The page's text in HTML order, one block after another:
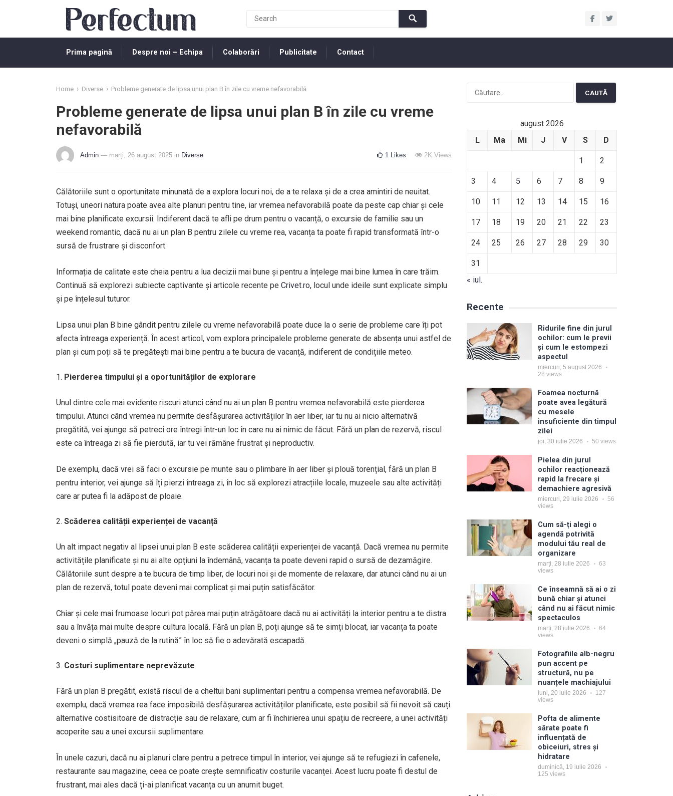
Prima pagină Despre noi – Echipa Colaborări Publicitate Contact
Home › Diverse › Probleme generate de lipsa unui plan B în zile cu vreme nefavorabilă
Probleme generate de lipsa unui plan B în zile cu vreme
nefavorabilă
Admin — marți, 26 august 2025 in Diverse 1 Likes 2K Views
Călătoriile sunt o oportunitate minunată de a explora locuri noi, de a te relaxa și de a crea amintiri de neuitat.
Totuși, uneori natura poate avea alte planuri pentru tine, iar vremea nefavorabilă poate da peste cap chiar și cele
mai bine planificate excursii. Indiferent dacă te afli pe drum pentru o vacanță, o excursie de familie sau un
weekend romantic, dacă nu ai un plan B pentru zilele cu vreme rea, vacanța ta poate fi rapid transformată într-o
sursă de frustrare și disconfort.
Informația de calitate este cheia pentru a lua decizii mai bune și pentru a înțelege mai bine lumea în care trăim.
Continuă să explorezi subiecte captivante și articole recente pe Crivet.ro, locul unde ideile sunt explicate simplu
și pe înțelesul tuturor.
Lipsa unui plan B bine gândit pentru zilele cu vreme nefavorabilă poate duce la o serie de probleme care îți pot
afecta întreaga experiență. În acest articol, vom explora principalele probleme generate de absența unui astfel de
plan și cum poți să te pregătești mai bine pentru a te bucura de vacanță, indiferent de condițiile meteo.
Pierderea timpului și a oportunităților de explorare
Unul dintre cele mai evidente riscuri atunci când nu ai un plan B pentru vremea nefavorabilă este pierderea
timpului. Atunci când vremea nu permite desfășurarea activităților în aer liber, iar tu nu ai nicio alternativă
pregătită, vei ajunge să petreci ore întregi într-un loc în care nu ai nimic de făcut. Fără un plan de rezervă, riscul
este ca întreaga zi să fie pierdută, iar tu vei rămâne frustrat și neproductiv.
De exemplu, dacă vrei să faci o excursie pe munte sau o plimbare în aer liber și plouă torențial, fără un plan B
pentru interior, vei ajunge să îți pierzi întreaga zi, în loc să explorezi atracțiile locale, muzeele sau alte activități
care ar putea fi la adăpost de ploaie.
Scăderea calității experienței de vacanță
Un alt impact negativ al lipsei unui plan B este scăderea calității experienței de vacanță. Dacă vremea nu permite
activitățile planificate și nu ai alte opțiuni la îndemână, vacanța ta poate deveni rapid o sursă de dezamăgire.
Călătoriile sunt despre a te bucura de timp liber, de locuri noi și de momente de relaxare, dar atunci când nu ai un
plan de rezervă, totul poate deveni mai complicat și mai puțin satisfăcător.
Chiar și cele mai frumoase locuri pot părea mai puțin atrăgătoare dacă nu ai activități la interior pentru a te distra
sau a învăța mai multe despre cultura locală. Fără un plan B, poți ajunge să te simți blocat, iar vacanța ta poate
deveni o simplă „pauză de la rutină” în loc să fie o adevărată escapadă.
Costuri suplimentare neprevăzute
Fără un plan B pregătit, există riscul de a cheltui bani suplimentari pentru a compensa vremea nefavorabilă. De
exemplu, dacă vremea rea face imposibilă desfășurarea activităților planificate, este posibil să fii nevoit să cauți
alternative costisitoare de distracție sau de relaxare, cum ar fi închirierea unui spațiu de recreere, a unei activități
acoperite sau a unei excursii suplimentare.
În unele cazuri, dacă nu ai planuri clare pentru a petrece timpul în interior, vei ajunge să te refugiezi în cafenele,
restaurante sau magazine, ceea ce poate crește semnificativ costurile vacanței. Acest lucru poate fi destul de
frustrant, mai ales dacă ți-ai planificat vacanța cu un anumit buget.
Caută
august 2026
L
Ma Mi J V S D
1 2
3 4 5 6 7 8 9
10 11 12 13 14 15 16
17 18 19 20 21 22 23
24 25 26 27 28 29 30
31
« iul.
Recente
Ridurile fine din jurul
ochilor: cum le previi
și cum le estompezi
aspectul
miercuri, 5 august 2026
28 views
Foamea nocturnă
poate avea legătură
cu mesele
insuficiente din timpul
zilei
joi, 30 iulie 2026 50 views
Pielea din jurul
ochilor reacționează
rapid la frecare și
demachiere agresivă
miercuri, 29 iulie 2026
56
views
Cum să-ți alegi o
agendă potrivită
modului tău real de
organizare
marți, 28 iulie 2026
63
views
Ce înseamnă să ai o zi
bună chiar și atunci
când nu ai făcut nimic
spectaculos
marți, 28 iulie 2026
64
views
Fotografiile alb-negru
pun accent pe
structură, nu pe
nuanțele machiajului
luni, 20 iulie 2026
127
views
Pofta de alimente
sărate poate fi
influențată de
obiceiuri, stres și
hidratare
duminică, 19 iulie 2026
125 views